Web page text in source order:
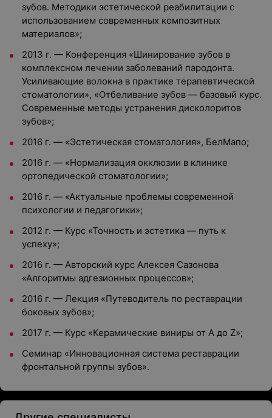
зубов. Методики эстетической реабилитации с
использованием современных композитных
материалов»;
2013 г. — Конференция «Шинирование зубов в
комплексном лечении заболеваний пародонта.
Усиливающие волокна в практике терапевтической
стоматологии», «Отбеливание зубов — базовый курс.
Современные методы устранения дисколоритов
зубов»;
2016 г. — «Эстетическая стоматология», БелМапо;
2016 г. — «Нормализация окклюзии в клинике
ортопедической стоматологии»;
2016 г. — «Актуальные проблемы современной
психологии и педагогики»;
2012 г. — Курс «Точность и эстетика — путь к
успеху»;
2016 г. — Авторский курс Алексея Сазонова
«Алгоритмы адгезионных процессов»;
2016 г. — Лекция «Путеводитель по реставрации
боковых зубов»;
2017 г. — Курс «Керамические виниры от А до Z»;
Семинар «Инновационная система реставрации
фронтальной группы зубов».